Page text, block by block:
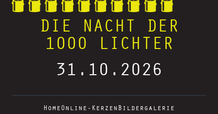
DIE NACHT DER
1000 LICHTER
31.10.2026
Home Online-Kerzen Bildergalerie